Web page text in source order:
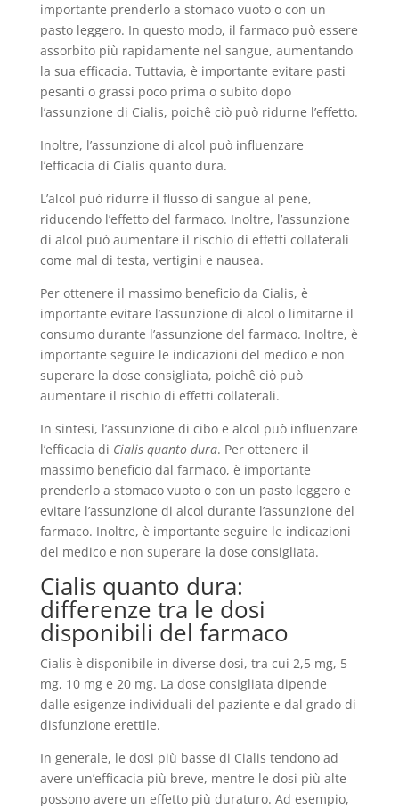
importante prenderlo a stomaco vuoto o con un
pasto leggero. In questo modo, il farmaco può essere
assorbito più rapidamente nel sangue, aumentando
la sua efficacia. Tuttavia, è importante evitare pasti
pesanti o grassi poco prima o subito dopo
l’assunzione di Cialis, poichê ciò può ridurne l’effetto.
Inoltre, l’assunzione di alcol può influenzare
l’efficacia di Cialis quanto dura.
L’alcol può ridurre il flusso di sangue al pene,
riducendo l’effetto del farmaco. Inoltre, l’assunzione
di alcol può aumentare il rischio di effetti collaterali
come mal di testa, vertigini e nausea.
Per ottenere il massimo beneficio da Cialis, è
importante evitare l’assunzione di alcol o limitarne il
consumo durante l’assunzione del farmaco. Inoltre, è
importante seguire le indicazioni del medico e non
superare la dose consigliata, poichê ciò può
aumentare il rischio di effetti collaterali.
In sintesi, l’assunzione di cibo e alcol può influenzare
l’efficacia di Cialis quanto dura. Per ottenere il
massimo beneficio dal farmaco, è importante
prenderlo a stomaco vuoto o con un pasto leggero e
evitare l’assunzione di alcol durante l’assunzione del
farmaco. Inoltre, è importante seguire le indicazioni
del medico e non superare la dose consigliata.
Cialis quanto dura:
differenze tra le dosi
disponibili del farmaco
Cialis è disponibile in diverse dosi, tra cui 2,5 mg, 5
mg, 10 mg e 20 mg. La dose consigliata dipende
dalle esigenze individuali del paziente e dal grado di
disfunzione erettile.
In generale, le dosi più basse di Cialis tendono ad
avere un’efficacia più breve, mentre le dosi più alte
possono avere un effetto più duraturo. Ad esempio,